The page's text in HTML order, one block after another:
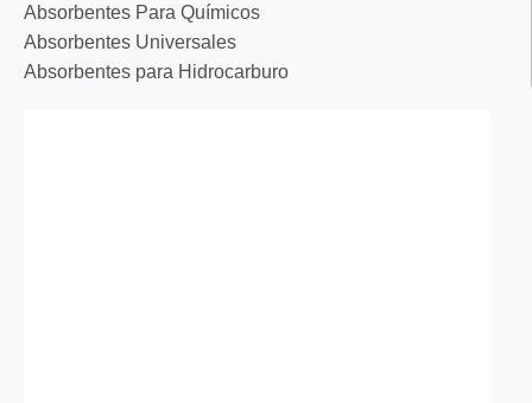
Absorbentes Para Químicos
Absorbentes Universales
Absorbentes para Hidrocarburo